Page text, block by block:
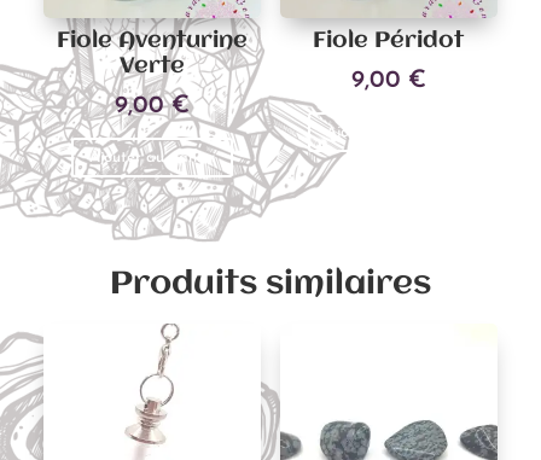
Fiole Aventurine
Verte
9,00€
Ajouter au panier
Fiole Péridot
9,00 €
Ajouter au panier
Produits similaires